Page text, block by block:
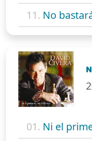
11. No
01. Ni el